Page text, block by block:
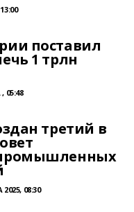
поставил
1 трлн
05:48
третий в
08:30